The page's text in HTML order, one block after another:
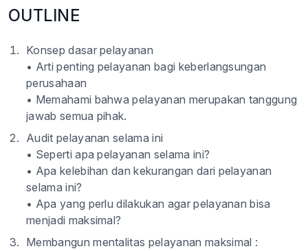
OUTLINE
Konsep dasar pelayanan
• Arti penting pelayanan bagi keberlangsungan
perusahaan
• Memahami bahwa pelayanan merupakan tanggung
jawab semua pihak.
Audit pelayanan selama ini
• Seperti apa pelayanan selama ini?
• Apa kelebihan dan kekurangan dari pelayanan
selama ini?
• Apa yang perlu dilakukan agar pelayanan bisa
menjadi maksimal?
Membangun mentalitas pelayanan maksimal :